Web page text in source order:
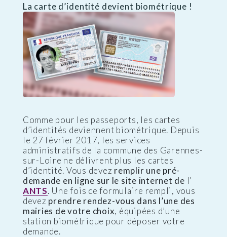
La carte d’identité devient biométrique !
Comme pour les passeports, les cartes
d’identités deviennent biométrique. Depuis
le 27 février 2017, les services
administratifs de la commune des Garennes-
sur-Loire ne délivrent plus les cartes
d’identité. Vous devez remplir une pré-
demande en ligne sur le site internet de l’
ANTS. Une fois ce formulaire rempli, vous
devez prendre rendez-vous dans l’une des
mairies de votre choix, équipées d’une
station biométrique pour déposer votre
demande.